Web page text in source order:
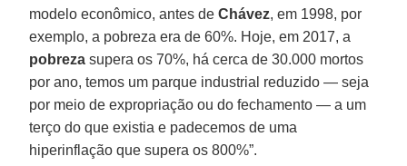
modelo econômico, antes deChávez, em 1998, por
exemplo, a pobreza era de 60%. Hoje, em 2017, a
pobreza supera os 70%, há cerca de 30.000 mortos
por ano, temos um parque industrial reduzido — seja
por meio de expropriação ou do fechamento — a um
terço do que existia e padecemos de uma
hiperinflação que supera os 800%”.